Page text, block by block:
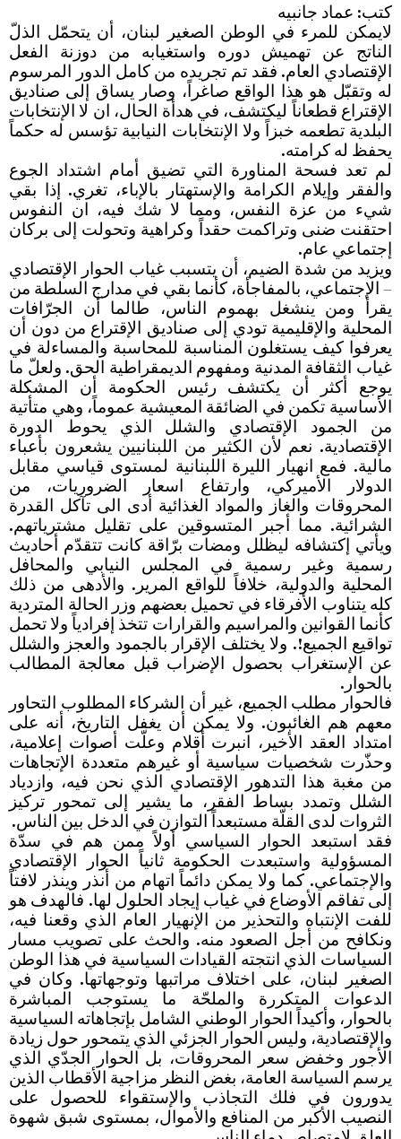
كتب: عماد جانبيه
لايمكن للمرء في الوطن الصغير لبنان، أن يتحمّل الذلّ
الناتج عن تهميش دوره واستغيابه من دوزنة الفعل
الإقتصادي العام. فقد تم تجريده من كامل الدور المرسوم
له وتقبّل هو هذا الواقع صاغراً، وصار يساق إلى صناديق
الإقتراع قطعاناً ليكتشف، في هدأة الحال، ان لا الإنتخابات
البلدية تطعمه خبزاً ولا الإنتخابات النيابية تؤسس له حكماً
يحفظ له كرامته.
لم تعد فسحة المناورة التي تضيق أمام اشتداد الجوع
والفقر وإيلام الكرامة والإستهتار بالإباء، تغري. إذا بقي
شيء من عزة النفس، ومما لا شك فيه، ان النفوس
احتقنت ضنى وتراكمت حقداً وكراهية وتحولت إلى بركان
إجتماعي عام.
ويزيد من شدة الضيم، أن يتسبب غياب الحوار الإقتصادي
– الإجتماعي، بالمفاجأة، كأنما بقي في مدارج السلطة من
يقرأ ومن ينشغل بهموم الناس، طالما أن الجرّافات
المحلية والإقليمية تودي إلى صناديق الإقتراع من دون أن
يعرفوا كيف يستغلون المناسبة للمحاسبة والمساءلة في
غياب الثقافة المدنية ومفهوم الديمقراطية الحق. ولعلّ ما
يوجع أكثر أن يكتشف رئيس الحكومة أن المشكلة
الأساسية تكمن في الضائقة المعيشية عموماً، وهي متأتية
من الجمود الإقتصادي والشلل الذي يحوط الدورة
الإقتصادية. نعم لأن الكثير من اللبنانيين يشعرون بأعباء
مالية. فمع انهيار الليرة اللبنانية لمستوى قياسي مقابل
الدولار الأميركي، وارتفاع اسعار الضروريات، من
المحروقات والغاز والمواد الغذائية أدى الى تآكل القدرة
الشرائية. مما أجبر المتسوقين على تقليل مشترياتهم.
ويأتي إكتشافه ليظلل ومضات برّاقة كانت تتقدّم أحاديث
رسمية وغير رسمية في المجلس النيابي والمحافل
المحلية والدولية، خلافاً للواقع المرير. والأدهى من ذلك
كله يتناوب الأفرقاء في تحميل بعضهم وزر الحالة المتردية
كأنما القوانين والمراسيم والقرارات تتخذ إفرادياً ولا تحمل
تواقيع الجميع!. ولا يختلف الإقرار بالجمود والعجز والشلل
عن الإستغراب بحصول الإضراب قبل معالجة المطالب
بالحوار.
فالحوار مطلب الجميع، غير أن الشركاء المطلوب التحاور
معهم هم الغائبون. ولا يمكن أن يغفل التاريخ، أنه على
امتداد العقد الأخير، انبرت أقلام وعلّت أصوات إعلامية،
وحذّرت شخصيات سياسية أو غيرهم متعددة الإتجاهات
من مغبة هذا التدهور الإقتصادي الذي نحن فيه، وازدياد
الشلل وتمدد بساط الفقر، ما يشير إلى تمحور تركيز
الثروات لدى القلّة مستبعداً التوازن في الدخل بين الناس.
فقد استبعد الحوار السياسي أولاً ممن هم في سدّة
المسؤولية واستبعدت الحكومة ثانياً الحوار الإقتصادي
والإجتماعي. كما ولا يمكن دائماً اتهام من أنذر وينذر لافتاً
إلى تفاقم الأوضاع في غياب إيجاد الحلول لها. فالهدف هو
للفت الإنتباه والتحذير من الإنهيار العام الذي وقعنا فيه،
ونكافح من أجل الصعود منه. والحث على تصويب مسار
السياسات الذي انتجته القيادات السياسية في هذا الوطن
الصغير لبنان، على اختلاف مراتبها وتوجهاتها. وكان في
الدعوات المتكررة والملحّة ما يستوجب المباشرة
بالحوار، وأكيداً الحوار الوطني الشامل بإتجاهاته السياسية
والإقتصادية، وليس الحوار الجزئي الذي يتمحور حول زيادة
الأجور وخفض سعر المحروقات، بل الحوار الجدّي الذي
يرسم السياسة العامة، بغض النظر مزاجية الأقطاب الذين
يدورون في فلك التجاذب والإستقواء للحصول على
النصيب الأكبر من المنافع والأموال، بمستوى شبق شهوة